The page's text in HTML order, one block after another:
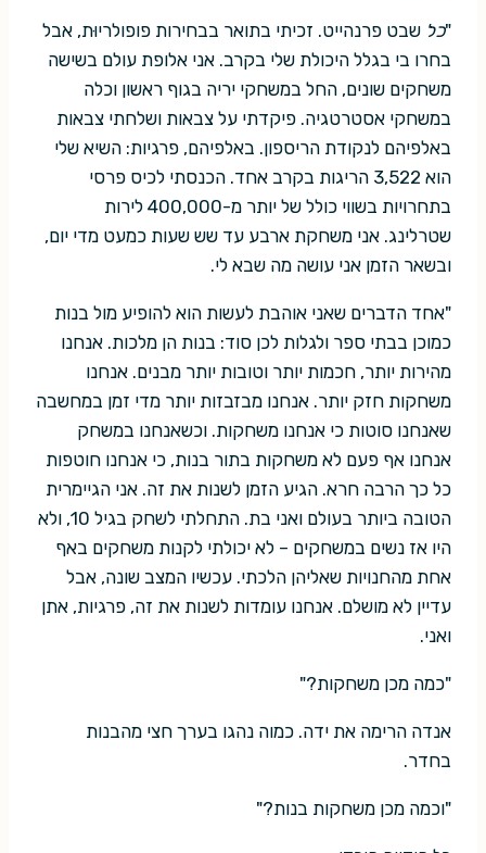
"כל שבט פרנהייט. זכיתי בתואר בבחירות פופולריוּת, אבל
בחרו בי בגלל היכולת שלי בקרב. אני אלופת עולם בשישה
משחקים שונים, החל במשחקי יריה בגוף ראשון וכלה
במשחקי אסטרטגיה. פיקדתי על צבאות ושלחתי צבאות
באלפיהם לנקודת הריספון. באלפיהם, פרגיות: השיא שלי
הוא 3,522 הריגות בקרב אחד. הכנסתי לכיס פרסי
בתחרויות בשווי כולל של יותר מ-400,000 לירות
שטרלינג. אני משחקת ארבע עד שש שעות כמעט מדי יום,
ובשאר הזמן אני עושה מה שבא לי.
"אחד הדברים שאני אוהבת לעשות הוא להופיע מול בנות
כמוכן בבתי ספר ולגלות לכן סוד: בנות הן מלכות. אנחנו
מהירות יותר, חכמות יותר וטובות יותר מבנים. אנחנו
משחקות חזק יותר. אנחנו מבזבזות יותר מדי זמן במחשבה
שאנחנו סוטות כי אנחנו משחקות. וכשאנחנו במשחק
אנחנו אף פעם לא משחקות בתור בנות, כי אנחנו חוטפות
כל כך הרבה חרא. הגיע הזמן לשנות את זה. אני הגיימרית
הטובה ביותר בעולם ואני בת. התחלתי לשחק בגיל 10, ולא
היו אז נשים במשחקים – לא יכולתי לקנות משחקים באף
אחת מהחנויות שאליהן הלכתי. עכשיו המצב שונה, אבל
עדיין לא מושלם. אנחנו עומדות לשנות את זה, פרגיות, אתן
ואני.
"כמה מכן משחקות?"
אנדה הרימה את ידה. כמוה נהגו בערך חצי מהבנות
בחדר.
"וכמה מכן משחקות בנות?"